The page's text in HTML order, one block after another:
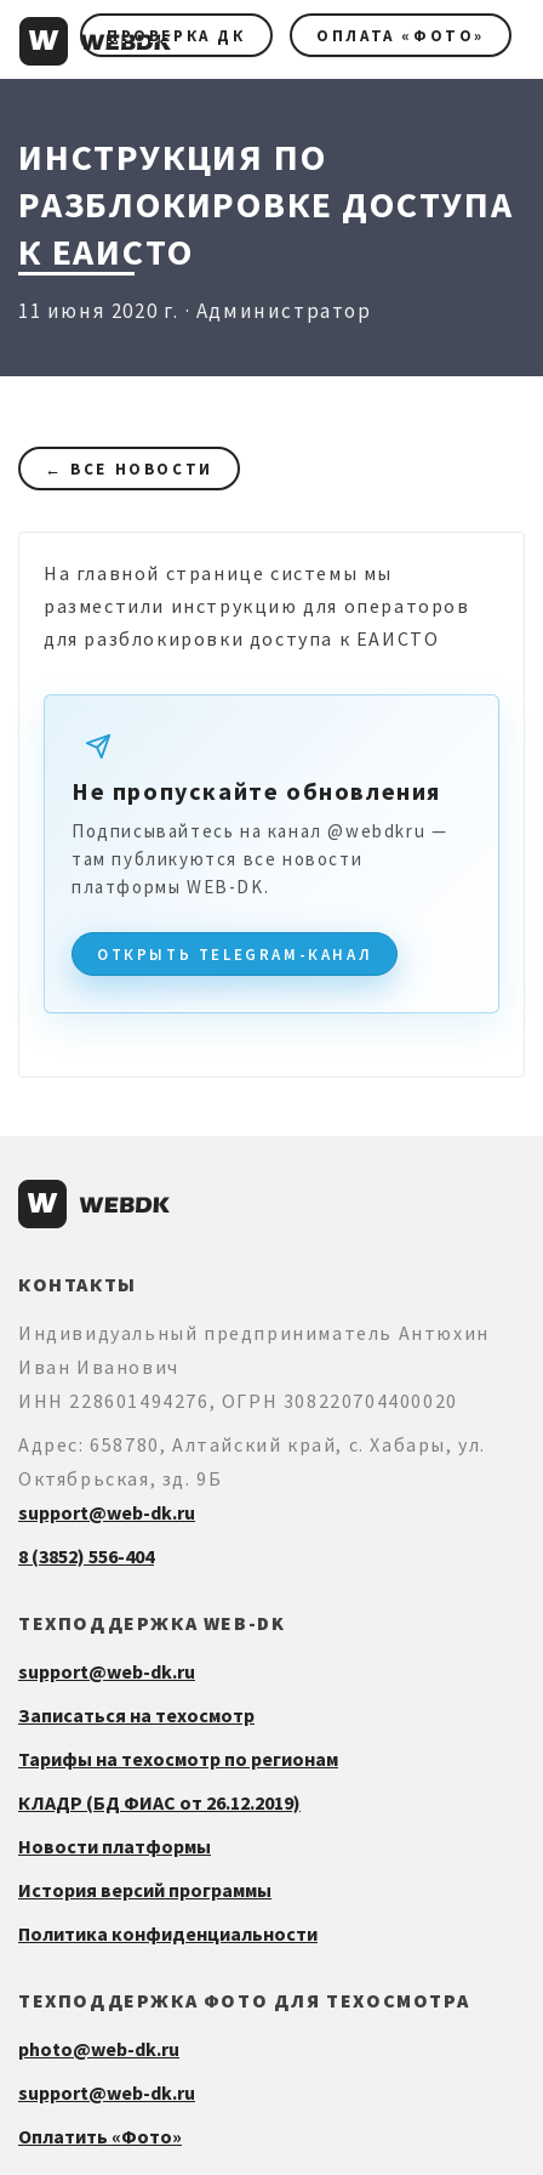
ПРОВЕРКА ДК ОПЛАТА «ФОТО»
ИНСТРУКЦИЯ ПО
РАЗБЛОКИРОВКЕ ДОСТУПА
К ЕАИСТО
11 июня 2020 г. · Администратор
← ВСЕ НОВОСТИ
На главной странице системы мы
разместили инструкцию для операторов
для разблокировки доступа к ЕАИСТО
Не пропускайте обновления
Подписывайтесь на канал @webdkru —
там публикуются все новости
платформы WEB-DK.
ОТКРЫТЬ TELEGRAM-КАНАЛ
КОНТАКТЫ
Индивидуальный предприниматель Антюхин
Иван Иванович
ИНН 228601494276, ОГРН 308220704400020
Адрес: 658780, Алтайский край, с. Хабары, ул.
Октябрьская, зд. 9Б
support@web-dk.ru
8 (3852) 556-404
ТЕХПОДДЕРЖКА WEB-DK
support@web-dk.ru
Записаться на техосмотр
Тарифы на техосмотр по регионам
КЛАДР (БД ФИАС от 26.12.2019)
Новости платформы
История версий программы
Политика конфиденциальности
ТЕХПОДДЕРЖКА ФОТО ДЛЯ ТЕХОСМОТРА
photo@web-dk.ru
support@web-dk.ru
Оплатить «Фото»